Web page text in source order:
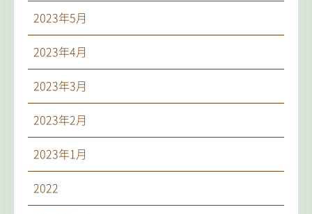
2023年5月
2023年4月
2023年3月
2023年2月
2023年1月
2022